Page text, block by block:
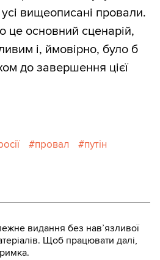
вищеописані провали.
це основний сценарій,
і, ймовірно, було б
до завершення цієї
провал
путін
видання без навʼязливої
Щоб працювати далі,